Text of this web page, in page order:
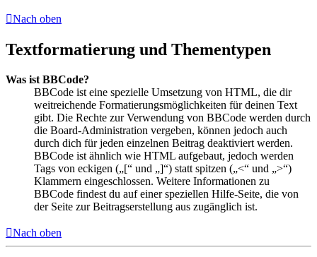
Nach oben
Textformatierung und Thementypen
Was ist BBCode?
BBCode ist eine spezielle Umsetzung von HTML, die dir
weitreichende Formatierungsmöglichkeiten für deinen Text
gibt. Die Rechte zur Verwendung von BBCode werden durch
die Board-Administration vergeben, können jedoch auch
durch dich für jeden einzelnen Beitrag deaktiviert werden.
BBCode ist ähnlich wie HTML aufgebaut, jedoch werden
Tags von eckigen („[“ und „]“) statt spitzen („<“ und „>“)
Klammern eingeschlossen. Weitere Informationen zu
BBCode findest du auf einer speziellen Hilfe-Seite, die von
der Seite zur Beitragserstellung aus zugänglich ist.
Nach oben